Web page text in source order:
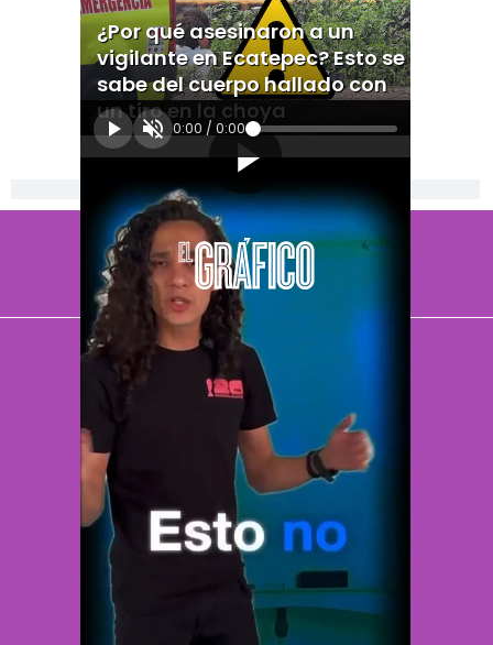
¿Por qué asesinaron a un
vigilante en Ecatepec? Esto se
sabe del cuerpo hallado con
un tiro en la choya
0:00 / 0:00
[Publicidad]
El Universal
Vive USA
Clase
De 10 sports
DeDinero
Confabulario